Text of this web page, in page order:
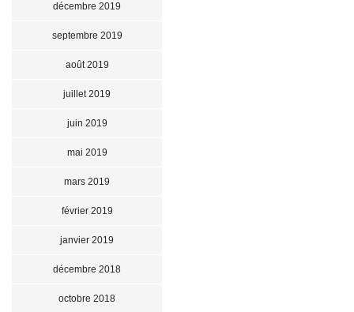
décembre 2019
septembre 2019
août 2019
juillet 2019
juin 2019
mai 2019
mars 2019
février 2019
janvier 2019
décembre 2018
octobre 2018